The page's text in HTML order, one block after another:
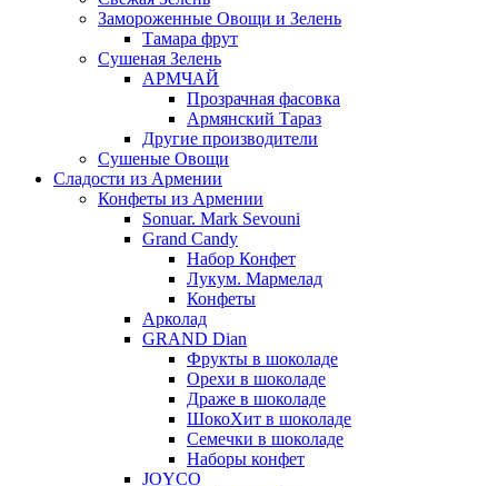
Замороженные Овощи и Зелень
Тамара фрут
Сушеная Зелень
АРМЧАЙ
Прозрачная фасовка
Армянский Тараз
Другие производители
Сушеные Овощи
Сладости из Армении
Конфеты из Армении
Sonuar. Mark Sevouni
Grand Candy
Набор Конфет
Лукум. Мармелад
Конфеты
Арколад
GRAND Dian
Фрукты в шоколаде
Орехи в шоколаде
Драже в шоколаде
ШокоХит в шоколаде
Семечки в шоколаде
Наборы конфет
JOYCO